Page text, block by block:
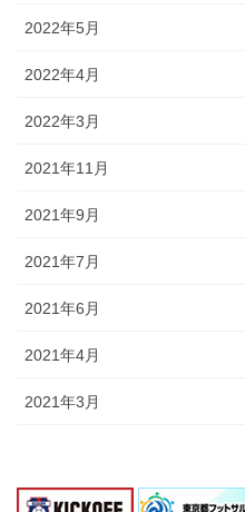
2022年5月
2022年4月
2022年3月
2021年11月
2021年9月
2021年7月
2021年6月
2021年4月
2021年3月